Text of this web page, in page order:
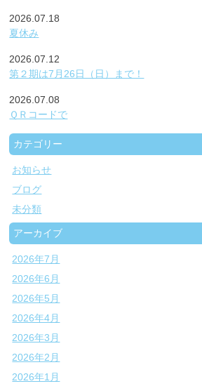
2026.07.18
夏休み
2026.07.12
第２期は7月26日（日）まで！
2026.07.08
ＱＲコードで
カテゴリー
お知らせ
ブログ
未分類
アーカイブ
2026年7月
2026年6月
2026年5月
2026年4月
2026年3月
2026年2月
2026年1月